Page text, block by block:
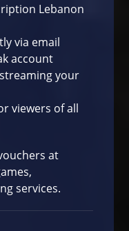
Lebanon
via email
account
your
viewers of all
at
services.